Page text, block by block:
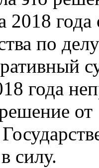
2018
по
года
силу.